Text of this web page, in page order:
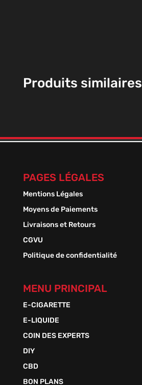
Produits similaires
PAGES LÉGALES
Mentions Légales
Moyens de Paiements
Livraisons et Retours
CGVU
Politique de confidentialité
MENU PRINCIPAL
E-CIGARETTE
E-LIQUIDE
COIN DES EXPERTS
DIY
CBD
BON PLANS